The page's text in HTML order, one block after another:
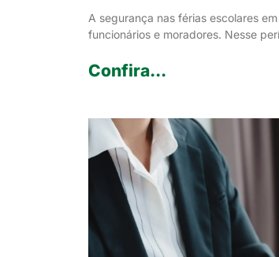
A segurança nas férias escolares
funcionários e moradores. Nesse
Confira...